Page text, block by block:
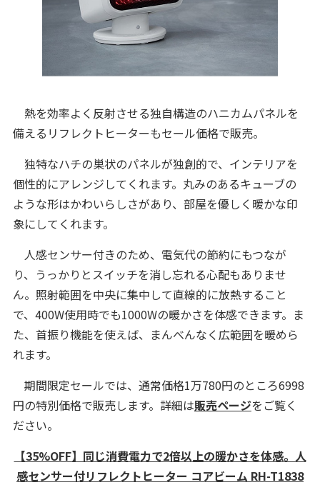
熱を効率よく反射させる独自構造のハニカムパネルを
備えるリフレクトヒーターもセール価格で販売。
独特なハチの巣状のパネルが独創的で、インテリアを
個性的にアレンジしてくれます。丸みのあるキューブの
ような形はかわいらしさがあり、部屋を優しく暖かな印
象にしてくれます。
人感センサー付きのため、電気代の節約にもつなが
り、うっかりとスイッチを消し忘れる心配もありませ
ん。照射範囲を中央に集中して直線的に放熱すること
で、400W使用時でも1000Wの暖かさを体感できます。ま
た、首振り機能を使えば、まんべんなく広範囲を暖めら
れます。
期間限定セールでは、通常価格1万780円のところ6998
円の特別価格で販売します。詳細は販売ページをご覧く
ださい。
【35%OFF】同じ消費電力で2倍以上の暖かさを体感。人
感センサー付リフレクトヒーター コアビーム RH-T1838